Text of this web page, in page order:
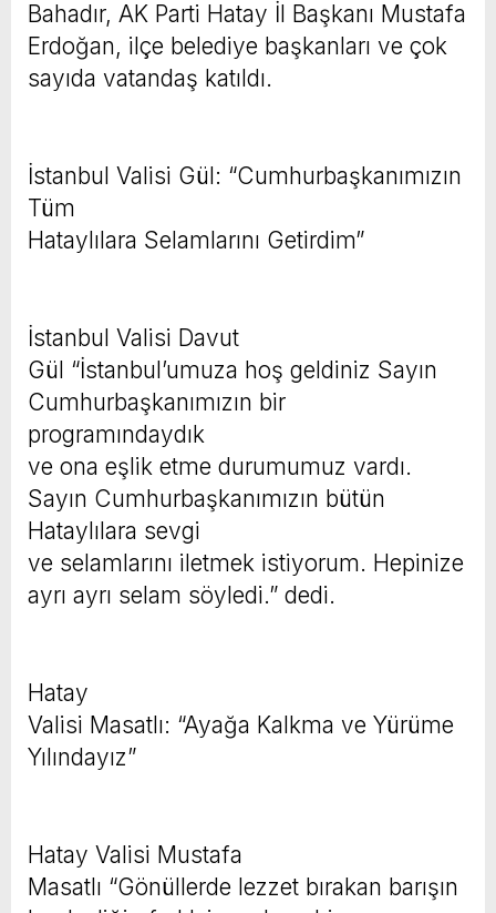
Bahadır, AK Parti Hatay İl Başkanı Mustafa
Erdoğan, ilçe belediye başkanları ve çok
sayıda vatandaş katıldı.
İstanbul Valisi Gül: “Cumhurbaşkanımızın
Tüm
Hataylılara Selamlarını Getirdim”
İstanbul Valisi Davut
Gül “İstanbul’umuza hoş geldiniz Sayın
Cumhurbaşkanımızın bir
programındaydık
ve ona eşlik etme durumumuz vardı.
Sayın Cumhurbaşkanımızın bütün
Hataylılara sevgi
ve selamlarını iletmek istiyorum. Hepinize
ayrı ayrı selam söyledi.” dedi.
Hatay
Valisi Masatlı: “Ayağa Kalkma ve Yürüme
Yılındayız”
Hatay Valisi Mustafa
Masatlı “Gönüllerde lezzet bırakan barışın